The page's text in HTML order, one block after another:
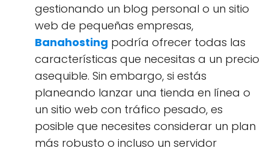
gestionando un blog personal o un sitio
web de pequeñas empresas,
Banahosting podría ofrecer todas las
características que necesitas a un precio
asequible. Sin embargo, si estás
planeando lanzar una tienda en línea o
un sitio web con tráfico pesado, es
posible que necesites considerar un plan
más robusto o incluso un servidor